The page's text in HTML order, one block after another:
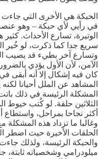
الحبكة هي الأخرى التي
في رأيي لأي حبكة – وهو
الوتيرة، تسارع الأحداث.
سريع جدا كما ذكرت، لو خُير
وتسارع آخر بطيء قد يصيب
الآمن، لأن الأول يؤدي
كان فيه إشكال إلا أنه أبقى
المشاهد عن الملل أحيانا
المشكلة الرئيسة في ذلك
الثلاثين حلقة. لو كُتب
أكثر نجاحا بمراحل،
وغالبا ما تزداد هذه
الحلقات الأخيرة حيث اضطر
والحبكة الرئيسة، ولذلك
ميلودرامي وشخصياته ثابتة،